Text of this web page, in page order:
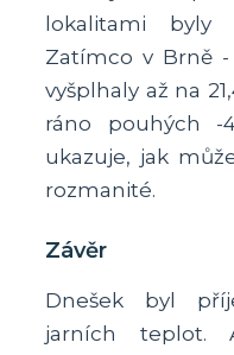
lokalitami byly
Zatímco v Brně
vyšplhaly až na
ráno pouhých -
ukazuje, jak
rozmanité.
Závěr
Dnešek byl
jarních teplot.